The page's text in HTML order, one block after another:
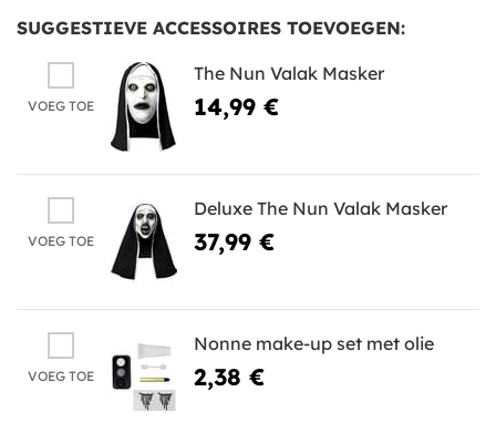
SUGGESTIEVE ACCESSOIRES TOEVOEGEN:
VOEG TOE
The Nun Valak Masker
14,99 €
VOEG TOE
Deluxe The Nun Valak Masker
37,99 €
VOEG TOE
Nonne make-up set met olie
2,38 €